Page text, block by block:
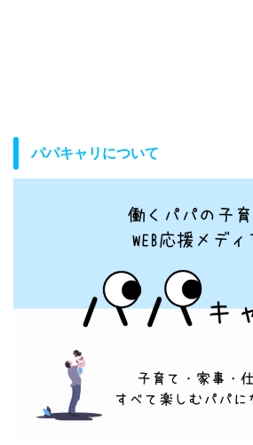
パパキャリについて